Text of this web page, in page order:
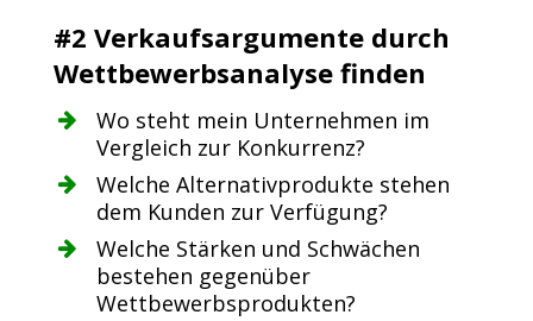
#2 Verkaufsargumente durch
Wettbewerbsanalyse finden
Wo steht mein Unternehmen im
Vergleich zur Konkurrenz?
Welche Alternativprodukte stehen
dem Kunden zur Verfügung?
Welche Stärken und Schwächen
bestehen gegenüber
Wettbewerbsprodukten?